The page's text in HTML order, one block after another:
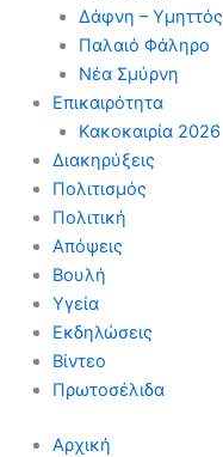
Δάφνη – Υμηττός
Παλαιό Φάληρο
Νέα Σμύρνη
Επικαιρότητα
Κακοκαιρία 2026
Διακηρύξεις
Πολιτισμός
Πολιτική
Απόψεις
Βουλή
Υγεία
Εκδηλώσεις
Βίντεο
Πρωτοσέλιδα
Αρχική